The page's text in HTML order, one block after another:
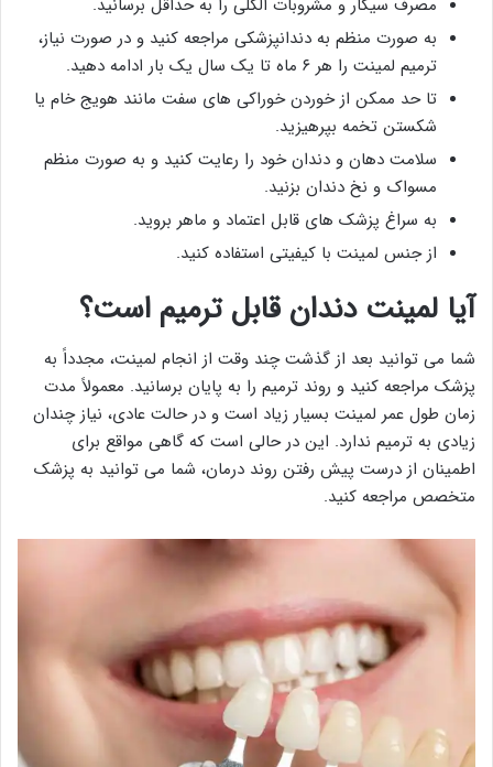
مصرف سیگار و مشروبات الکلی را به حداقل برسانید.
به صورت منظم به دندانپزشکی مراجعه کنید و در صورت نیاز،
ترمیم لمینت را هر ۶ ماه تا یک سال یک بار ادامه دهید.
تا حد ممکن از خوردن خوراکی های سفت مانند هویج خام یا
شکستن تخمه بپرهیزید.
سلامت دهان و دندان خود را رعایت کنید و به صورت منظم
مسواک و نخ دندان بزنید.
به سراغ پزشک های قابل اعتماد و ماهر بروید.
از جنس لمینت با کیفیتی استفاده کنید.
آیا لمینت دندان قابل ترمیم است؟
شما می توانید بعد از گذشت چند وقت از انجام لمینت، مجدداً به
پزشک مراجعه کنید و روند ترمیم را به پایان برسانید. معمولاً مدت
زمان طول عمر لمینت بسیار زیاد است و در حالت عادی، نیاز چندان
زیادی به ترمیم ندارد. این در حالی است که گاهی مواقع برای
اطمینان از درست پیش رفتن روند درمان، شما می توانید به پزشک
متخصص مراجعه کنید.